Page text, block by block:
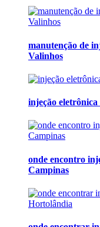
manutenção de
Valinhos
injeção
onde encontro
Campinas